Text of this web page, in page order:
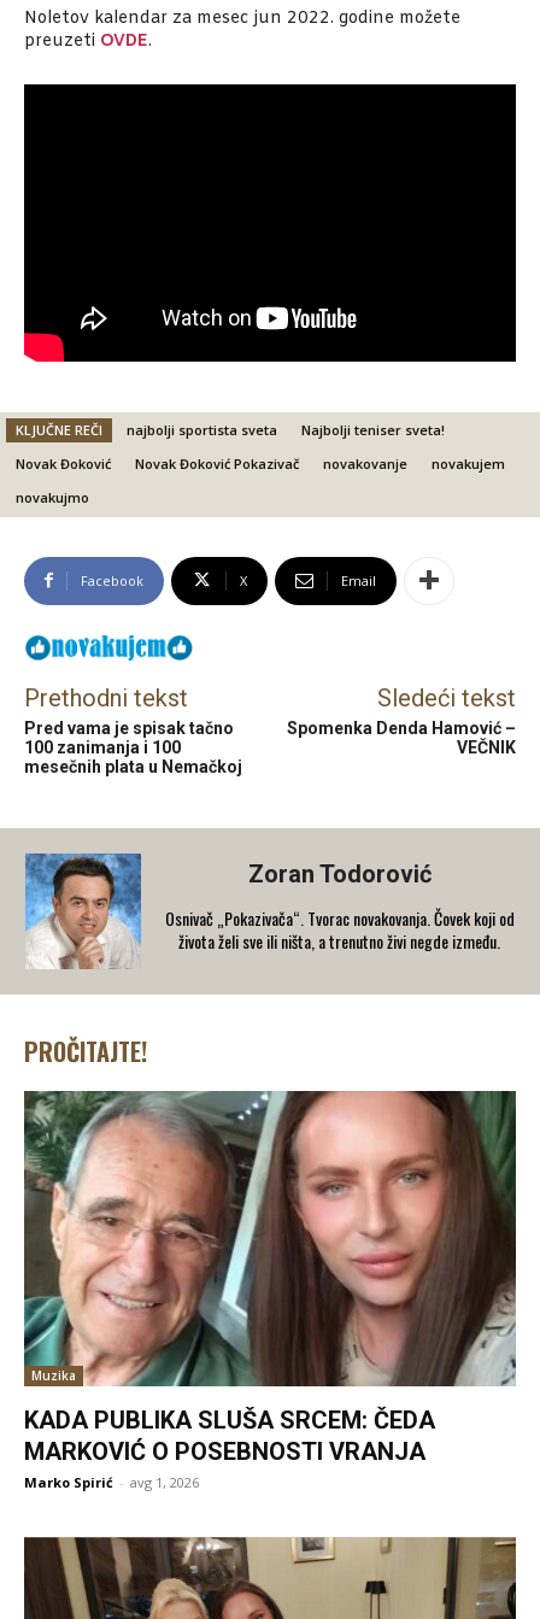
Noletov kalendar za mesec jun 2022. godine možete
preuzeti OVDE.
KLJUČNE REČI najbolji sportista sveta
Najbolji teniser sveta!
Novak Đoković
Novak Đoković Pokazivač novakovanje
novakujem
novakujmo
Facebook X Email
Prethodni tekst
Pred vama je spisak tačno
100 zanimanja i 100
mesečnih plata u Nemačkoj
Sledeći tekst
Spomenka Denda Hamović –
VEČNIK
Zoran Todorović
Osnivač „Pokazivača“. Tvorac novakovanja. Čovek koji od
života želi sve ili ništa, a trenutno živi negde između.
PROČITAJTE!
Muzika
KADA PUBLIKA SLUŠA SRCEM: ČEDA
MARKOVIĆ O POSEBNOSTI VRANJA
Marko Spirić - avg 1, 2026